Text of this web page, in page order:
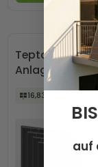
Tepto
Anlage
16,83 kWp
auf